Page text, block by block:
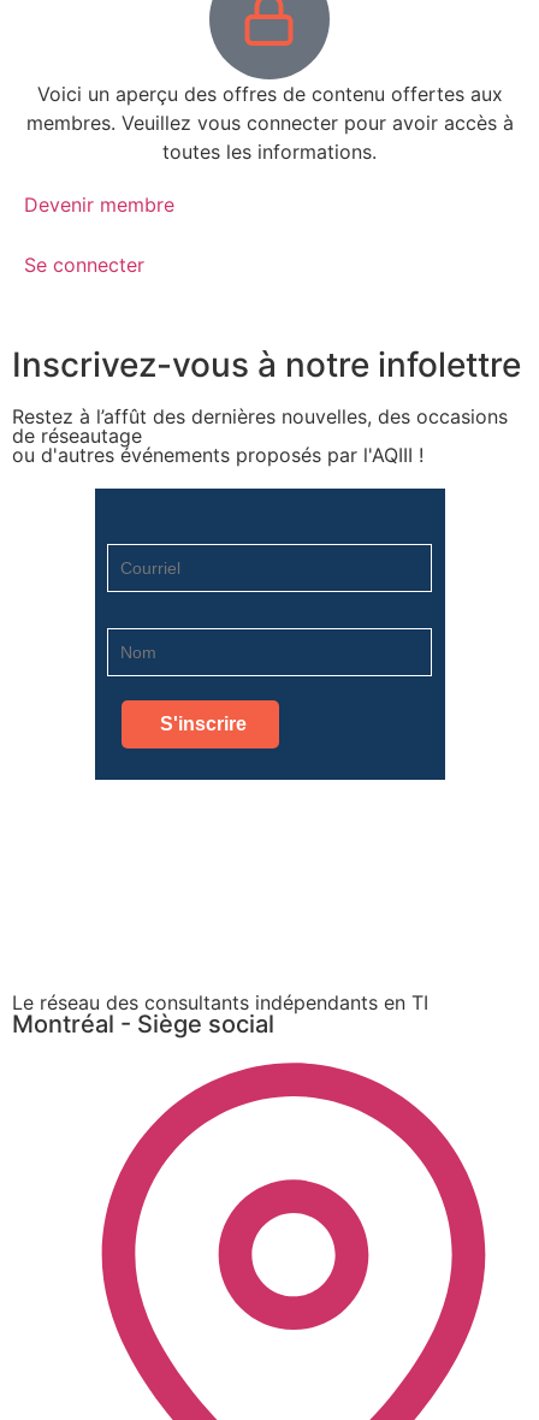
Voici un aperçu des offres de contenu offertes aux
membres. Veuillez vous connecter pour avoir accès à
toutes les informations.
Devenir membre
Se connecter
Inscrivez-vous à notre infolettre
Restez à l’affût des dernières nouvelles, des occasions
de réseautage
ou d'autres événements proposés par l'AQIII !
Le réseau des consultants indépendants en TI
Montréal - Siège social